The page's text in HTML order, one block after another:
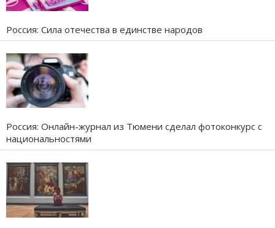
Россия: Сила отечества в единстве народов
Россия: Онлайн-журнал из Тюмени сделал фотоконкурс с
национальностями